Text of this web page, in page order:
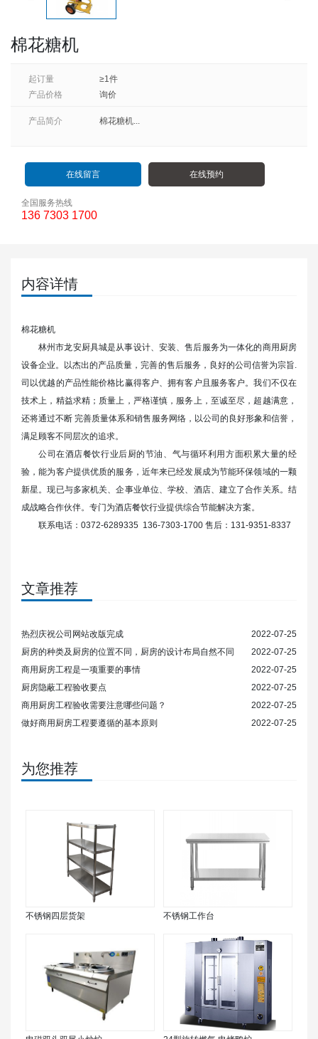
棉花糖机
起订量
≥1件
产品价格
询价
产品简介 棉花糖机...
在线留言 在线预约
全国服务热线
136 7303 1700
内容详情
棉花糖机
林州市龙安厨具城是从事设计、安装、售后服务为一体化的商用厨房
设备企业。以杰出的产品质量，完善的售后服务，良好的公司信誉为宗旨.
司以优越的产品性能价格比赢得客户、拥有客户且服务客户。我们不仅在
技术上，精益求精；质量上，严格谨慎，服务上，至诚至尽，超越满意，
还将通过不断 完善质量体系和销售服务网络，以公司的良好形象和信誉，
满足顾客不同层次的追求。
公司在酒店餐饮行业后厨的节油、气与循环利用方面积累大量的经
验，能为客户提供优质的服务，近年来已经发展成为节能环保领域的一颗
新星。现已与多家机关、企事业单位、学校、酒店、建立了合作关系。结
成战略合作伙伴。专门为酒店餐饮行业提供综合节能解决方案。
联系电话：0372-6289335 136-7303-1700 售后：131-9351-8337
文章推荐
热烈庆祝公司网站改版完成
2022-07-25
厨房的种类及厨房的位置不同，厨房的设计布局自然不同
2022-07-25
商用厨房工程是一项重要的事情
2022-07-25
厨房隐蔽工程验收要点
2022-07-25
商用厨房工程验收需要注意哪些问题？
2022-07-25
做好商用厨房工程要遵循的基本原则
2022-07-25
为您推荐
不锈钢四层货架 不锈钢工作台